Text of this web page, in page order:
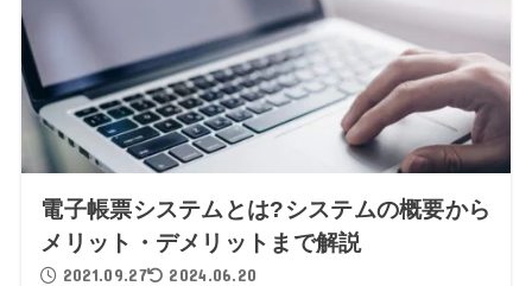
電子帳票システムとは?システムの概要から
メリット・デメリットまで解説
2021.09.27 2024.06.20